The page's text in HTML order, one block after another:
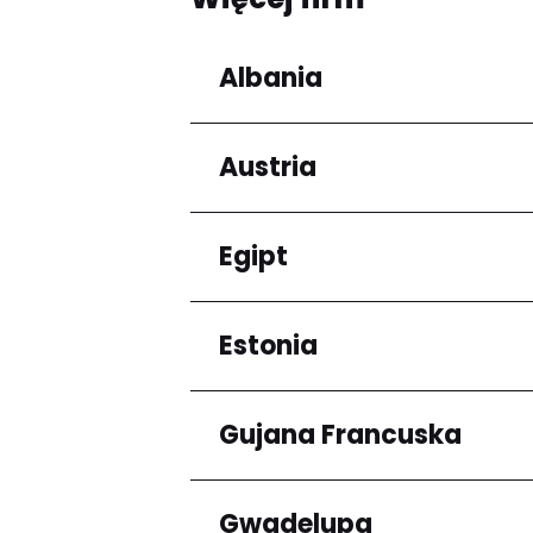
Albania
Regiony
Qarku i Tiranës
Austria
Regiony
Niederösterreich
Egipt
Regiony
Kair
Estonia
Regiony
Harju maakond
Gujana Francuska
Regiony
Gwadelupa